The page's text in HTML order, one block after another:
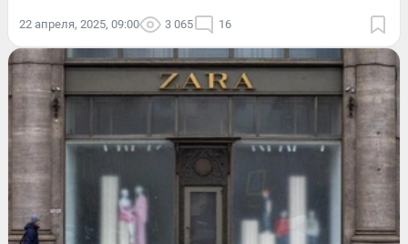
22 апреля, 2025, 09:00 3 065 16